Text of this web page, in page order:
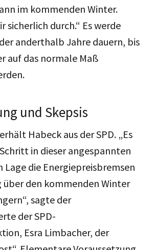
im kommenden Winter.
sicherlich durch.“ Es werde
anderthalb Jahre dauern, bis
auf das normale Maß
und Skepsis
Habeck aus der SPD. „Es
in dieser angespannten
die Energiepreisbremsen
über den kommenden Winter
sagte der
der SPD-
Esra Limbacher, der